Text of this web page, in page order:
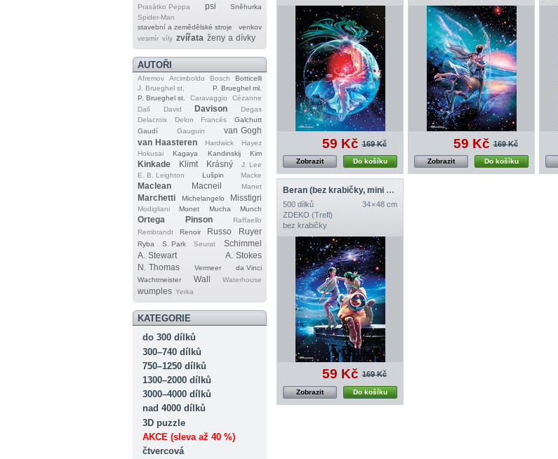
Prasátko Peppa psi
Sněhurka
Spider‐Man
stavební a zemědělské stroje
venkov
vesmír víly zvířata ženy a dívky
AUTOŘI
Afremov Arcimboldo Bosch
Botticelli
J. Brueghel st.
P. Brueghel ml.
P. Brueghel st.
Caravaggio
Cézanne
Dalí
David Davison
Degas
Delacroix
Delon Francés
Galchutt
Gaudí
Gauguin
van Gogh
van Haasteren
Hardwick
Hayez
Hokusai
Kagaya Kandinskij Kim
Kinkade Klimt Krásný
J. Lee
E. B. Leighton
Lušpin Macke
Maclean Macneil Manet
Marchetti Michelangelo Misstigri
Modigliani Monet Mucha Munch
Ortega Pinson
Raffaello
Rembrandt
Renoir Russo Ruyer
Ryba S. Park Seurat
Schimmel
A. Stewart
A. Stokes
N. Thomas
Vermeer
da Vinci
Wachtmeister
Wall Waterhouse
wumples Yerka
KATEGORIE
do 300 dílků
300–740 dílků
750–1250 dílků
1300–2000 dílků
3000–4000 dílků
nad 4000 dílků
3D puzzle
AKCE (sleva až 40 %)
čtvercová
59 Kč 169 Kč
Do košíku
Zobrazit
59 Kč 169 Kč
Do košíku
Zobrazit
Beran (bez krabičky, mini předloha)
500 dílků
34 × 48 cm
ZDEKO (Trefl)
bez krabičky
59 Kč 169 Kč
Do košíku
Zobrazit